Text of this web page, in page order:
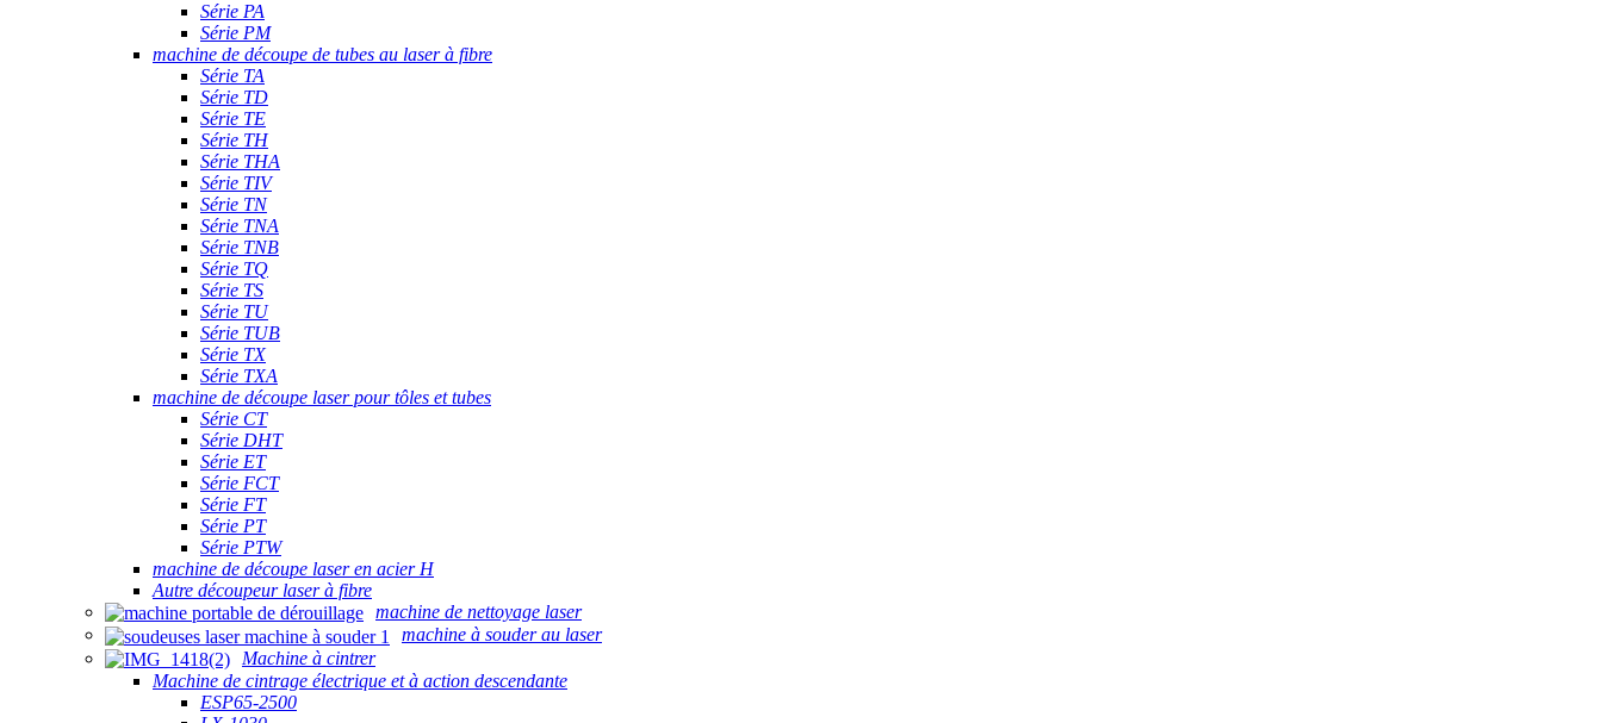
Série PA
Série PM
machine de découpe de tubes au laser à fibre
Série TA
Série TD
Série TE
Série TH
Série THA
Série TIV
Série TN
Série TNA
Série TNB
Série TQ
Série TS
Série TU
Série TUB
Série TX
Série TXA
machine de découpe laser pour tôles et tubes
Série CT
Série DHT
Série ET
Série FCT
Série FT
Série PT
Série PTW
machine de découpe laser en acier H
Autre découpeur laser à fibre
machine de nettoyage laser
machine à souder au laser
Machine à cintrer
Machine de cintrage électrique et à action descendante
ESP65-2500